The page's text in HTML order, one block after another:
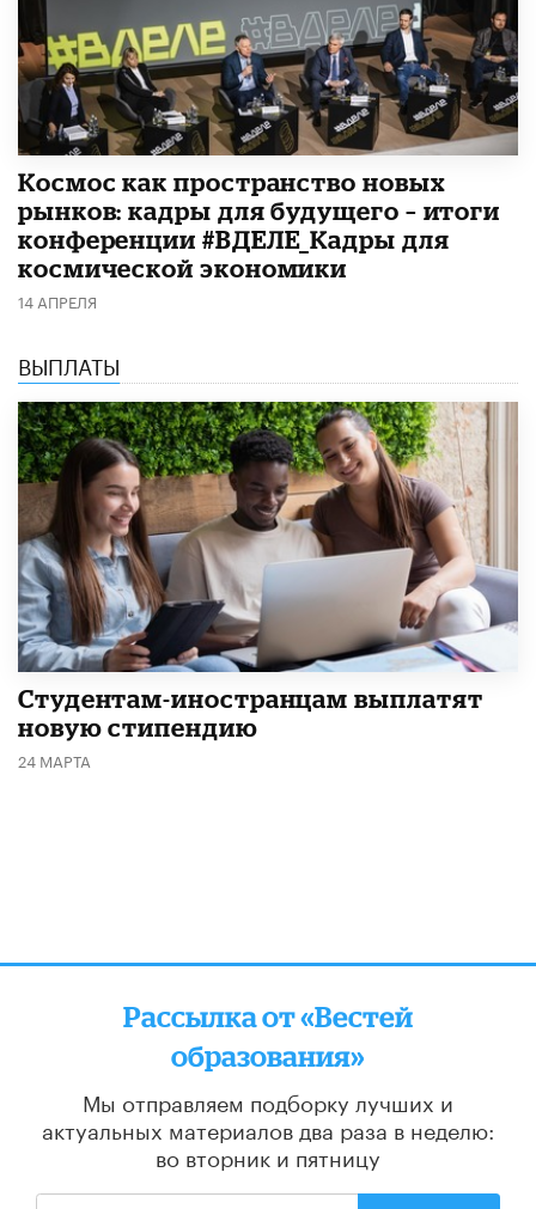
Космос как пространство новых
рынков: кадры для будущего – итоги
конференции #ВДЕЛЕ_Кадры для
космической экономики
14 АПРЕЛЯ
ВЫПЛАТЫ
Студентам-иностранцам выплатят
новую стипендию
24 МАРТА
Рассылка от «Вестей
образования»
Мы отправляем подборку лучших и
актуальных материалов два раза в неделю:
во вторник и пятницу